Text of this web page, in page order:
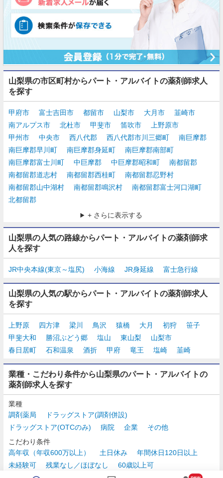
山梨県の市区町村からパート・アルバイトの薬剤師求人
を探す
甲府市 富士吉田市 都留市 山梨市 大月市
韮崎市
南アルプス市
北杜市 甲斐市 笛吹市
上野原市
甲州市
中央市 西八代郡 西八代郡市川三郷町
南巨摩郡
南巨摩郡早川町
南巨摩郡身延町
南巨摩郡南部町
南巨摩郡富士川町
中巨摩郡 中巨摩郡昭和町
南都留郡
南都留郡道志村
南都留郡西桂町
南都留郡忍野村
南都留郡山中湖村
南都留郡鳴沢村
南都留郡富士河口湖町
北都留郡
+ さらに表示する
山梨県の人気の路線からパート・アルバイトの薬剤師求
人を探す
JR中央本線(東京～塩尻) 小海線 JR身延線 富士急行線
山梨県の人気の駅からパート・アルバイトの薬剤師求人
を探す
上野原 四方津 梁川 鳥沢 猿橋 大月 初狩
笹子
甲斐大和
勝沼ぶどう郷 塩山 東山梨
山梨市
春日居町
石和温泉 酒折 甲府 竜王 塩崎 韮崎
業種・こだわり条件から山梨県のパート・アルバイトの
薬剤師求人を探す
業種
調剤薬局
ドラッグストア(調剤併設)
ドラッグストア(OTCのみ)
病院 企業
その他
こだわり条件
高年収（年収600万以上）
土日休み
年間休日120日以上
未経験可
残業なし／ほぼなし
60歳以上可